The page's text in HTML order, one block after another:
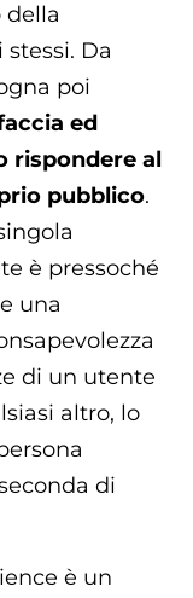
Da
poi
ed
rispondere al
pubblico.
è pressoché
una
di un utente
altro, lo
di
è un